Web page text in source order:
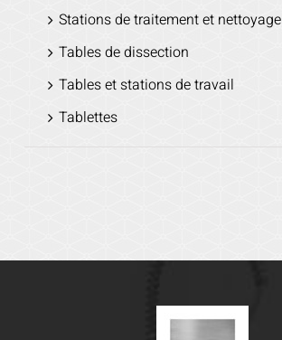
Stations de traitement et nettoyage
Tables de dissection
Tables et stations de travail
Tablettes